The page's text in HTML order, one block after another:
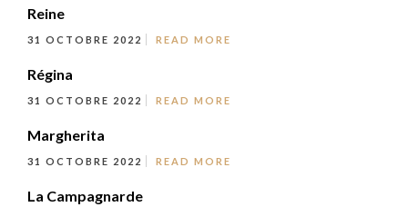
Reine
31 OCTOBRE 2022 READ MORE
Régina
31 OCTOBRE 2022 READ MORE
Margherita
31 OCTOBRE 2022 READ MORE
La Campagnarde